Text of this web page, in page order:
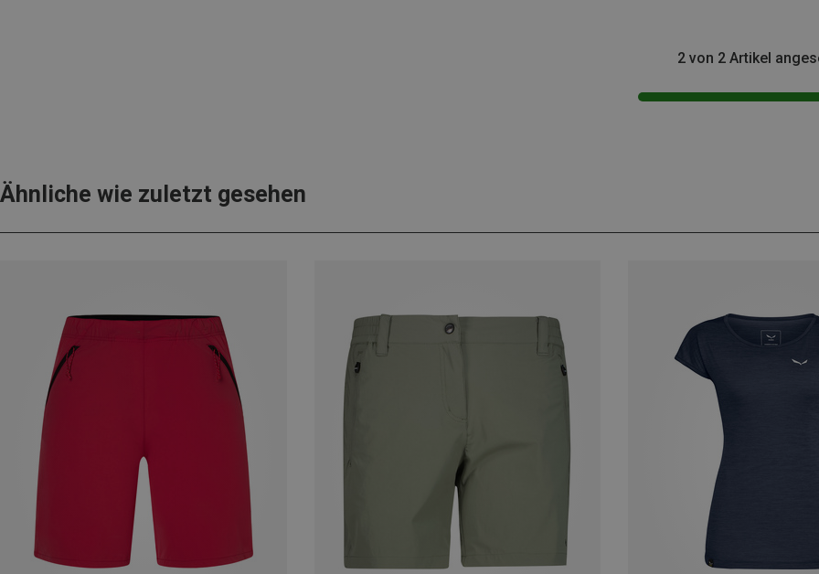
2 von 2 Artikel
Ähnliche wie zuletzt gesehen